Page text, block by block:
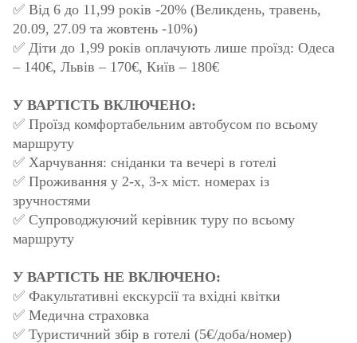
✅ Від 6 до 11,99 років -20% (Великдень, травень,
20.09, 27.09 та жовтень -10%)
✅ Діти до 1,99 років оплачують лише проїзд: Одеса
– 140€, Львів – 170€, Київ – 180€
У ВАРТІСТЬ ВКЛЮЧЕНО:
✅ Проїзд комфортабельним автобусом по всьому
маршруту
✅ Харчування: сніданки та вечері в готелі
✅ Проживання у 2-х, 3-х міст. номерах із
зручностями
✅ Супроводжуючий керівник туру по всьому
маршруту
У ВАРТІСТЬ НЕ ВКЛЮЧЕНО:
✅ Факультативні екскурсії та вхідні квітки
✅ Медична страховка
✅ Туристичний збір в готелі (5€/доба/номер)